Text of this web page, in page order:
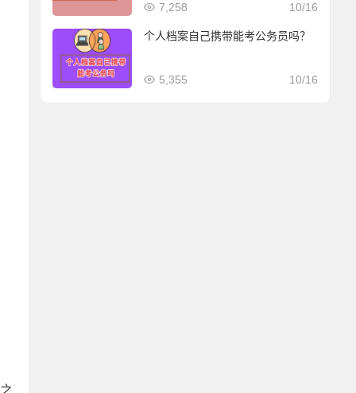
10/16
7,258
个人档案自己携带能考公务员吗？
10/16
5,355